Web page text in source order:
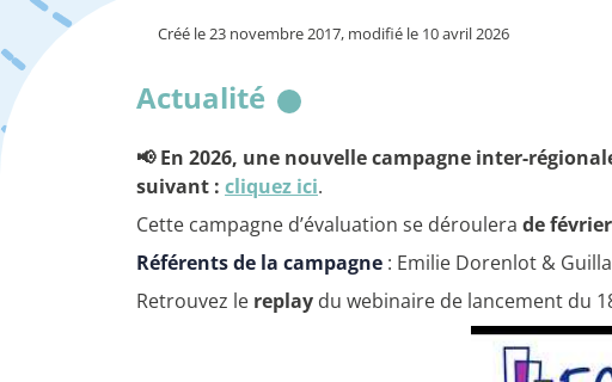
Créé le 23 novembre 2017, modifié le 10 avril 2026
Actualité
📢 En 2026, une nouvelle campagne inter-
suivant : cliquez ici.
Cette campagne d’évaluation se déroulera de
Référents de la campagne : Emilie Dorenlot &
Retrouvez le replay du webinaire de lancement du